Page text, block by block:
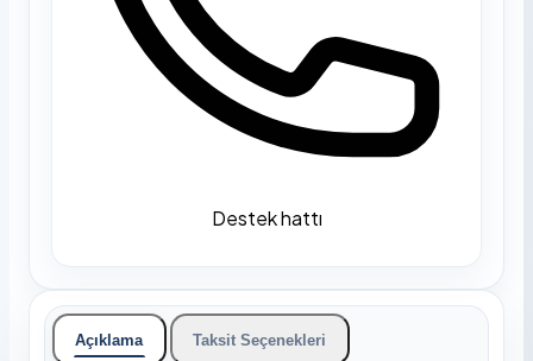
Destek hattı
Açıklama Taksit Seçenekleri